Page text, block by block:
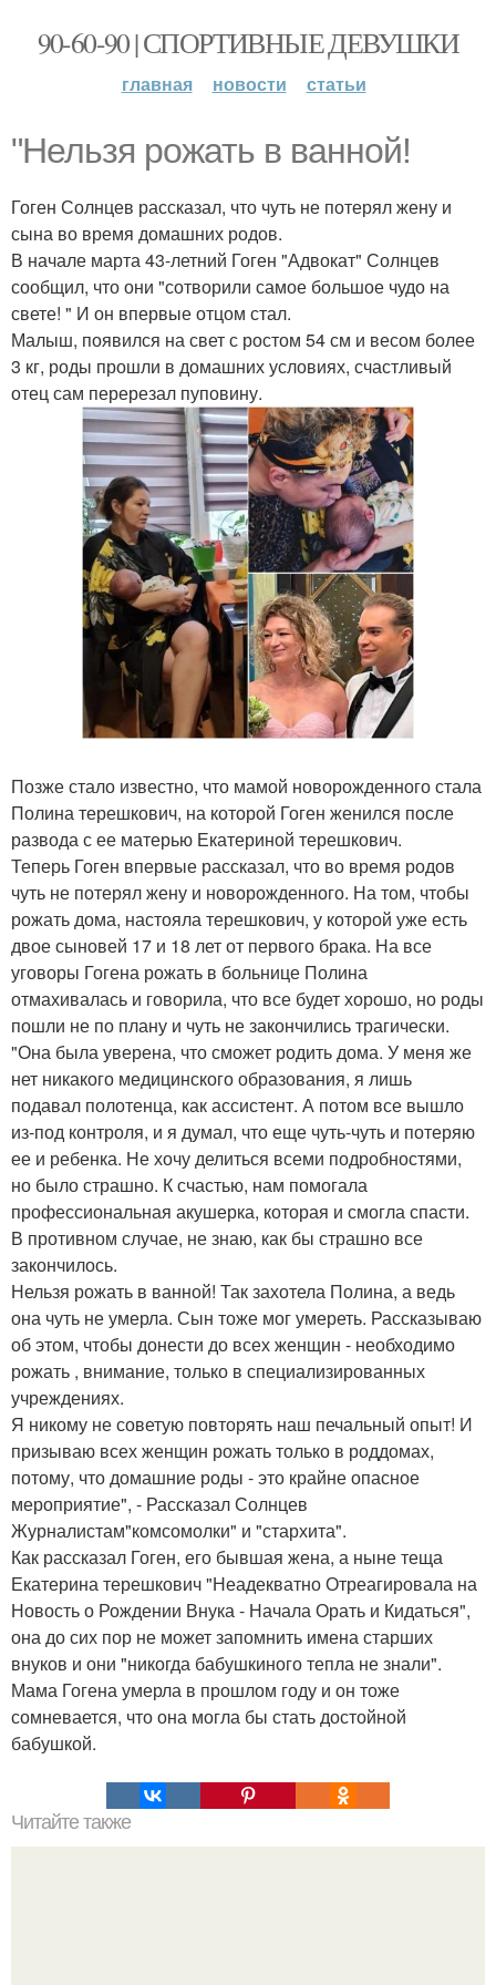
90-60-90 | СПОРТИВНЫЕ ДЕВУШКИ
главная новости статьи
"Нельзя рожать в ванной!
Гоген Солнцев рассказал, что чуть не потерял жену и
сына во время домашних родов.
В начале марта 43-летний Гоген "Адвокат" Солнцев
сообщил, что они "сотворили самое большое чудо на
свете! " И он впервые отцом стал.
Малыш, появился на свет с ростом 54 см и весом более
3 кг, роды прошли в домашних условиях, счастливый
отец сам перерезал пуповину.
Позже стало известно, что мамой новорожденного стала
Полина терешкович, на которой Гоген женился после
развода с ее матерью Екатериной терешкович.
Теперь Гоген впервые рассказал, что во время родов
чуть не потерял жену и новорожденного. На том, чтобы
рожать дома, настояла терешкович, у которой уже есть
двое сыновей 17 и 18 лет от первого брака. На все
уговоры Гогена рожать в больнице Полина
отмахивалась и говорила, что все будет хорошо, но роды
пошли не по плану и чуть не закончились трагически.
"Она была уверена, что сможет родить дома. У меня же
нет никакого медицинского образования, я лишь
подавал полотенца, как ассистент. А потом все вышло
из-под контроля, и я думал, что еще чуть-чуть и потеряю
ее и ребенка. Не хочу делиться всеми подробностями,
но было страшно. К счастью, нам помогала
профессиональная акушерка, которая и смогла спасти.
В противном случае, не знаю, как бы страшно все
закончилось.
Нельзя рожать в ванной! Так захотела Полина, а ведь
она чуть не умерла. Сын тоже мог умереть. Рассказываю
об этом, чтобы донести до всех женщин - необходимо
рожать , внимание, только в специализированных
учреждениях.
Я никому не советую повторять наш печальный опыт! И
призываю всех женщин рожать только в роддомах,
потому, что домашние роды - это крайне опасное
мероприятие", - Рассказал Солнцев
Журналистам"комсомолки" и "стархита".
Как рассказал Гоген, его бывшая жена, а ныне теща
Екатерина терешкович "Неадекватно Отреагировала на
Новость о Рождении Внука - Начала Орать и Кидаться",
она до сих пор не может запомнить имена старших
внуков и они "никогда бабушкиного тепла не знали".
Мама Гогена умерла в прошлом году и он тоже
сомневается, что она могла бы стать достойной
бабушкой.
Читайте также